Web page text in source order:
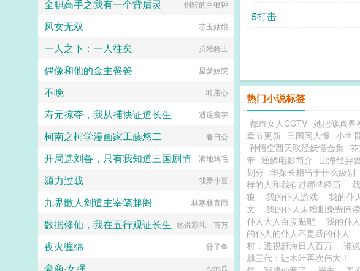
5打击
热门小说标签
都市女人CCTV 她把修真界
章节更新 三国同人恨 小鱼
孙悟空西天取经妖怪合集
帝 逆鳞电影简介 山海经异
划分 华探长相当于什么级别
样的人和我有过哪些经历
狼
我的仆人游戏 我的仆
文
我的仆人未增删免费阅
仆人大人百度贴吧
我的仆
的仆人的仆人不是我的仆人
村：透视赶海日入百万
谁
越三代：让木叶再次伟大！
虫能找到。直到有一天向来准时的主
网不稳定，停更。守着直播开播的百
万雌虫？？？悄悄潜水追更的双方统
领停战！紧急停战！先把老师送出
去！！内战可以输，单身雌虫梦之信
仰不能死！！早在发出通知前，时寸
驾驭不住的狂气拽比受，私底下其实
爱追狗血故事，还悄悄成为他的榜
一，网恋上头愿意直冲战区救cp这会
酷哥脸上带血，眼神阴桀，神情恐怖
骇人。可那双搂着雄虫的手正不停发
抖，动作局促又紧又勒，时寸瑾被抱
得不舒服挣了一下。阿努什卡立刻单
次的颤抖道…不，别怕，对不起，我
马上使用抑制剂。时寸瑾没忍住，摸
了摸他的金发。1主攻时寸瑾x阿努什
卡，锁死禁止拆逆。2文中所有情节
发展均为推动剧情而服务，星际虫族
论，请勿带入现实，请勿混淆现实与
始皇当太子，如果愿意，就让长孙皇
后跟着一起去。李世民大喜，摩拳擦
掌准备去做秦二世，还厚脸皮想把贞
观朝的群臣带上。子央，因为经常出
车祸得到外号子央的考古系倒霉蛋大
学生。她再次遇到了车祸后，在生死
一瞬间有人问她愿不愿意去给秦始皇
当孩子，只要得到始皇帝一句子央，
吾家麒麟女的评价就能在现实世界中
避开这次死亡。子央当然愿意啊！觉
得这是天上掉馅饼的好事，哄着秦始
皇夸自己一句没难度，有嘴就能办。
可是等她到了咸阳发现这事儿还真不
好办，因为李世民版本的扶苏简直是
始皇帝的梦中太子。有了他，所有的
王子公主都是草，只有太子才是宝！
子央咋办？这地狱难度啊，我身体还
在抢救，急需始皇帝夸我一句啊！子
央快急死了，但是李二凤也太优秀
了。子央李二凤我和你拼了！...
人，人人都说，她的好日子要来了。
冬天，她也以嫉妒盗窃两重罪名，死
想问一问她的小姐，她从小相伴，一
目，为什么这样待她？为什么这样待
爷的侍妾，肚里才怀上女儿。上一世
紧盯着她。摸着还未隆起的小腹，她
全职高手之我有一个背后灵 倒转的白银钟
凤女无双 芯玉姑娘
一人之下：一人往矣 英雄骑士
偶像和他的金主爸爸 星梦妓院
不晚 叶用心
寿元掠夺，我从捕快证道长生 逍遥寰宇
柯南之柯学漫画家工藤悠二 春日公
开局选刘备，只有我知道三国剧情 满地鸡毛
源力过载 我爱小豆
九界散人剑道主宰笔趣阁 林寒林青雨
数据修仙，我在五行观证长生 她说彩礼一百万
夜火缠绵 骨子鱼
少地瓜